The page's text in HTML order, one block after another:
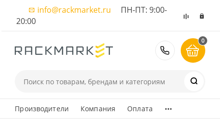
info@rackmarket.ru ПН-ПТ: 9:00-
20:00
8 (495)
0
Производители Компания Оплата ...